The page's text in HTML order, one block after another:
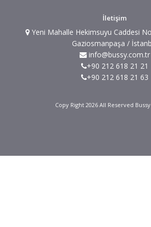
İletişim
Yeni Mahalle Hekimsuyu Caddesi
Gaziosmanpaşa /
info@bussy.com.tr
+90 212 618 21 21
+90 212 618 21 63
Copy Right 2026 All Reserved